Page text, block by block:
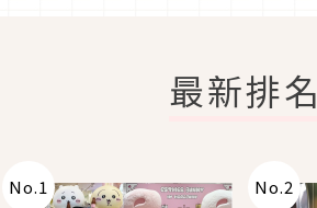
最新排名
No.1 No.2